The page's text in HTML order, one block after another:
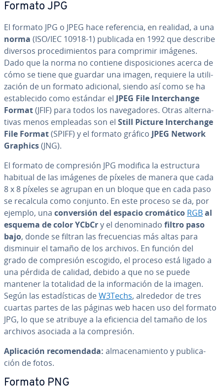
Formato JPG
El formato JPG o JPEG hace re­fe­re­n­cia, en realidad, a una
norma (ISO/IEC 10918-1) publicada en 1992 que describe
diversos pro­ce­di­mie­n­tos para comprimir imágenes.
Dado que la norma no contiene di­s­po­si­cio­nes acerca de
cómo se tiene que guardar una imagen, requiere la uti­li­
za­ción de un formato adicional, siendo así como se ha
es­ta­ble­ci­do como estándar el JPEG File In­te­r­cha­n­ge
Format(JFIF) para todos los na­ve­ga­do­res. Otras al­te­r­na­
ti­vas menos empleadas son el Still Picture In­te­r­cha­n­ge
File Format(SPIFF) y el formato gráfico JPEG Network
Graphics(JNG).
El formato de co­m­pre­sión JPG modifica la es­tru­c­tu­ra
habitual de las imágenes de píxeles de manera que cada
8 x 8 píxeles se agrupan en un bloque que en cada paso
se recalcula como conjunto. En este proceso se da, por
ejemplo, una co­n­ve­r­sión del espacio cromático RGBal
esquema de colorYCbCry el de­no­mi­na­do filtro paso
bajo, donde se filtran las fre­cue­n­cias más altas para
disminuir el tamaño de los archivos. En función del
grado de co­m­pre­sión escogido, el proceso está ligado a
una pérdida de calidad, debido a que no se puede
mantener la totalidad de la in­fo­r­ma­ción de la imagen.
Según las es­ta­dí­s­ti­cas deW3Techs, alrededor de tres
cuartas partes de las páginas web hacen uso del formato
JPG, lo que se atribuye a la efi­cie­n­cia del tamaño de los
archivos asociada a la co­m­pre­sión.
Apli­ca­ción re­co­me­n­da­da: al­ma­ce­na­mie­n­to y pu­bli­ca­
ción de fotos.
Formato PNG